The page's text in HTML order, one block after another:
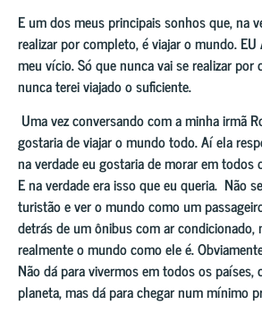
E um dos meus principais sonhos que, na
realizar por completo, é viajar o mundo. EU
meu vício. Só que nunca vai se realizar
nunca terei viajado o suficiente.
Uma vez conversando com a minha irmã
gostaria de viajar o mundo todo. Aí ela
na verdade eu gostaria de morar em todos
E na verdade era isso que eu queria. Não
turistão e ver o mundo como um
detrás de um ônibus com ar condicionado,
realmente o mundo como ele é.
Não dá para vivermos em todos os países,
planeta, mas dá para chegar num mínimo